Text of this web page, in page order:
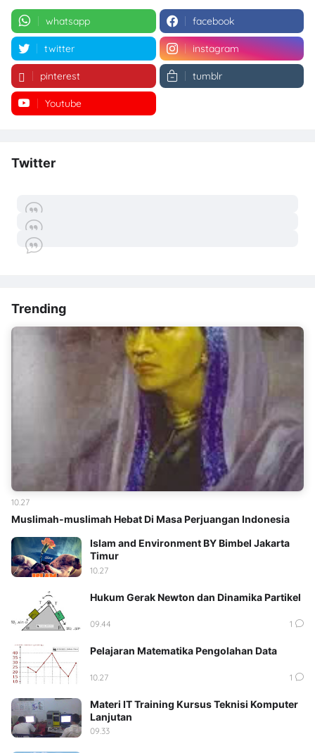
whatsapp facebook
twitter instagram
pinterest tumblr
Youtube
Twitter
Trending
Muslimah-muslimah Hebat Di Masa Perjuangan Indonesia
10.27
Islam and Environment BY Bimbel Jakarta
Timur
10.27
Hukum Gerak Newton dan Dinamika Partikel
09.44 1
Pelajaran Matematika Pengolahan Data
10.27 1
Materi IT Training Kursus Teknisi Komputer
Lanjutan
09.33